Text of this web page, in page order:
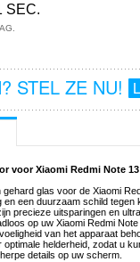
SEC.
STEL ZE NU!
voor Xiaomi Redmi Note 13
glas voor de Xiaomi
een duurzaam schild tegen
precieze uitsparingen en
op uw Xiaomi Redmi
van het apparaat
helderheid, zodat u
details op uw scherm.